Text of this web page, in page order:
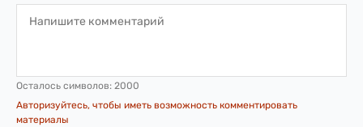
Осталось символов: 2000
Авторизуйтесь, чтобы иметь возможность комментировать
материалы